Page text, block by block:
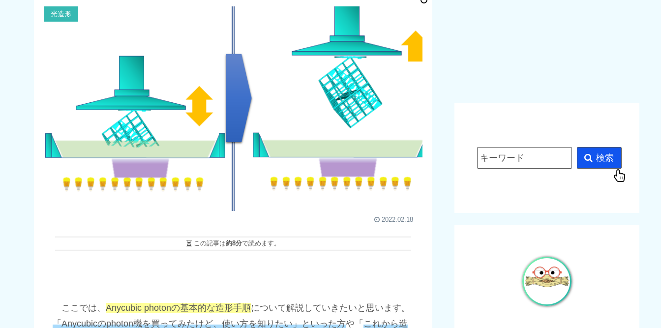
光造形
2022.02.18
この記事は約8分で読めます。
ここでは、 Anycubic photonの基本的な造形手順について解説していきたいと思います。
「Anycubicのphoton機を買ってみたけど、使い方を知りたい」といった方や「 これから造
キーワード 検索